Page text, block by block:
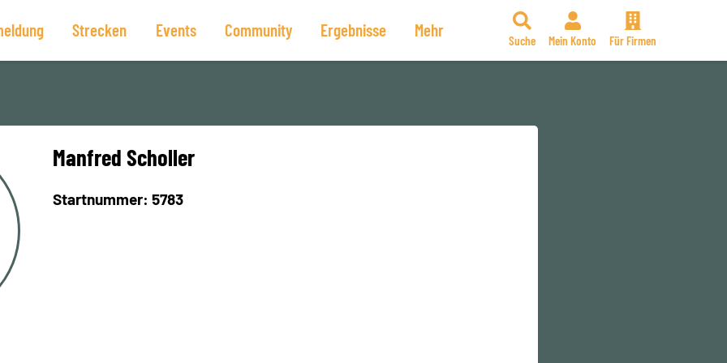
Strecken Events Community Ergebnisse Mehr
Suche Mein Konto Für Firmen
Manfred Scholler
Startnummer: 5783